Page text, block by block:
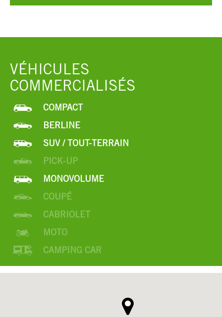
VÉHICULES
COMMERCIALISÉS
COMPACT
BERLINE
SUV / TOUT-TERRAIN
PICK-UP
MONOVOLUME
COUPÉ
CABRIOLET
MOTO
CAMPING CAR